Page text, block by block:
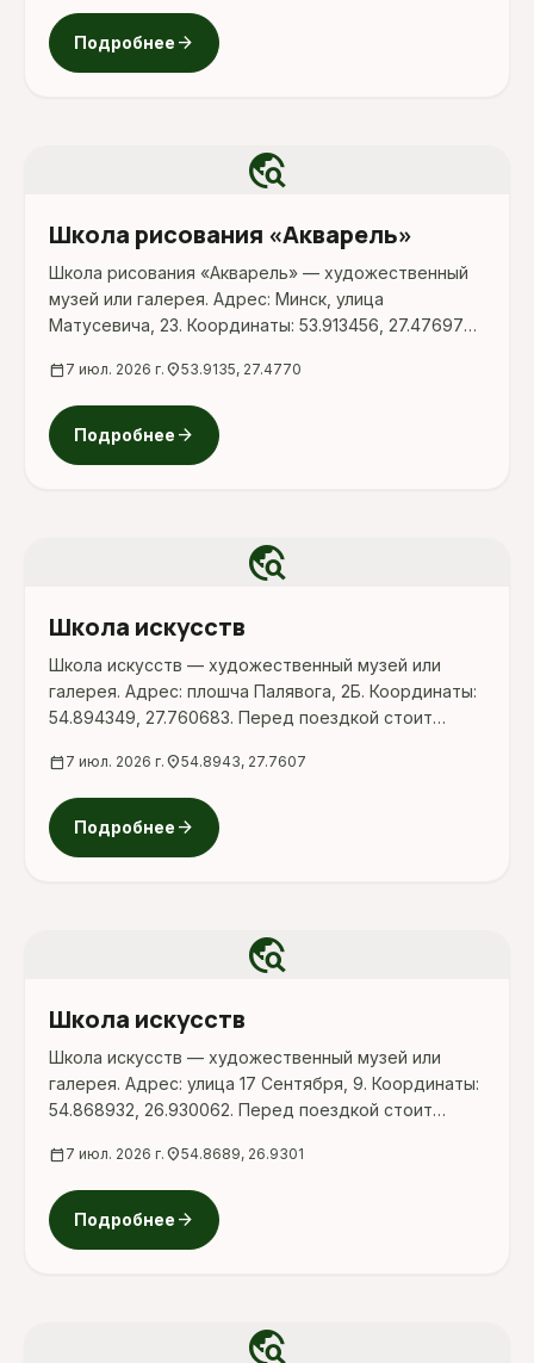
официальных ресурсах.
Подробнее arrow_forward
travel_explore
Школа рисования «Акварель»
Школа рисования «Акварель» — художественный
музей или галерея. Адрес: Минск, улица
Матусевича, 23. Координаты: 53.913456, 27.476976.
доступность посещения и актуальные условия на
официальных ресурсах.
calendar_today 7 июл. 2026 г. location_on53.9135, 27.4770
Подробнее arrow_forward
travel_explore
Школа искусств
Школа искусств — художественный музей или
галерея. Адрес: плошча Палявога, 2Б. Координаты:
54.894349, 27.760683. Перед поездкой стоит
и актуальные условия на официальных ресурсах.
calendar_today 7 июл. 2026 г. location_on54.8943, 27.7607
Подробнее arrow_forward
travel_explore
Школа искусств
Школа искусств — художественный музей или
галерея. Адрес: улица 17 Сентября, 9. Координаты:
54.868932, 26.930062. Перед поездкой стоит
и актуальные условия на официальных ресурсах.
calendar_today 7 июл. 2026 г. location_on54.8689, 26.9301
Подробнее arrow_forward
travel_explore